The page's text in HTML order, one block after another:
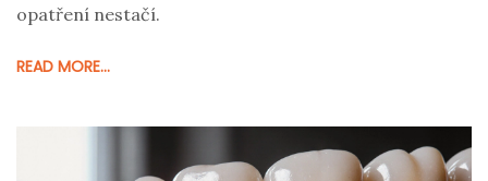
opatření nestačí.
READ MORE...